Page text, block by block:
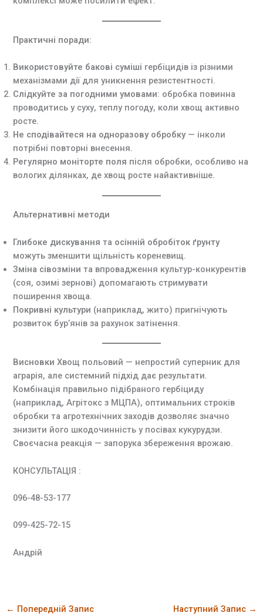
Практичні поради:
Використовуйте бакові суміші гербіцидів із різними
механізмами дії для уникнення резистентності.
Слідкуйте за погодними умовами: обробка повинна
проводитись у суху, теплу погоду, коли хвощ активно
росте.
Не сподівайтеся на одноразову обробку— інколи
потрібні повторні внесення.
Регулярно моніторте поля після обробки, особливо на
вологих ділянках, де хвощ росте найактивніше.
Альтернативні методи
Глибоке дискування та осінній обробіток ґрунту
можуть зменшити щільність кореневищ.
Зміна сівозміни та впровадження культур-конкурентів
(соя, озимі зернові) допомагають стримувати
поширення хвоща.
Покривні культури (наприклад, жито) пригнічують
розвиток бур’янів за рахунок затінення.
Висновки Хвощ польовий — непростий суперник для
аграрія, але системний підхід дає результати.
Комбінація правильно підібраного гербіциду
(наприклад, Агрітокс з МЦПА), оптимальних строків
обробки та агротехнічних заходів дозволяє значно
знизити його шкодочинність у посівах кукурудзи.
Своєчасна реакція — запорука збереження врожаю.
КОНСУЛЬТАЦІЯ :
096-48-53-177
099-425-72-15
Андрій
← Попередній Запис Наступний Запис →